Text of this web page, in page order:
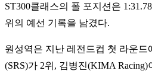
ST300클래스의 폴 포지션은
위의 예선 기록을 남겼다.
원성역은 지난 레전드컵 첫 라운드
(SRS)가 2위, 김병진(KIMA